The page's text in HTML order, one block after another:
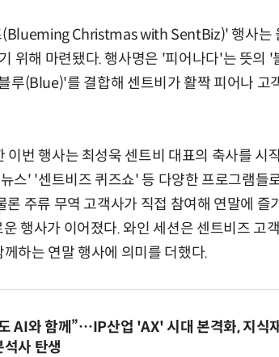
(Blueming Christmas with SentBiz)' 행사는
위해 마련됐다. 행사명은 '피어나다'는 뜻의 '
(Blue)'를 결합해 센트비가 활짝 피어나 고
번 행사는 최성욱 센트비 대표의 축사를 시
스' '센트비즈 퀴즈쇼' 등 다양한 프로그램들
주류 무역 고객사가 직접 참여해 연말에 즐
행사가 이어졌다. 와인 세션은 센트비즈 고
하는 연말 행사에 의미를 더했다.
AI와 함께”…IP산업 'AX' 시대 본격화, 지식
사 탄생